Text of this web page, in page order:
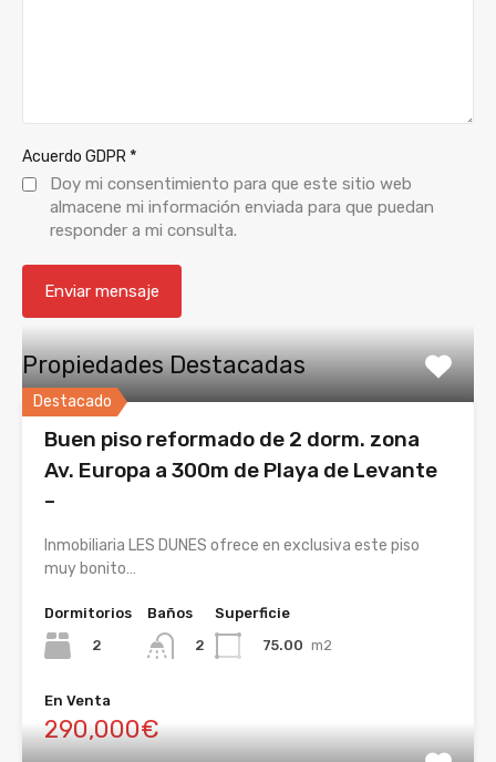
Acuerdo GDPR *
Doy mi consentimiento para que este sitio web
almacene mi información enviada para que puedan
responder a mi consulta.
Propiedades Destacadas
Destacado
Buen piso reformado de 2 dorm. zona
Av. Europa a 300m de Playa de Levante
–
Inmobiliaria LES DUNES ofrece en exclusiva este piso
muy bonito…
Dormitorios
2
Baños
2
Superficie
75.00 m2
En Venta
290,000€